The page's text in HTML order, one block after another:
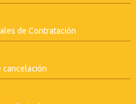
de Contratación
cancelación